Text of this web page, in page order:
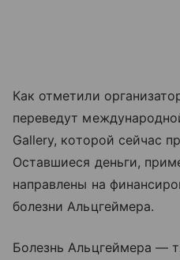
Как отметили
переведут
Gallery, которой сейчас
Оставшиеся деньги,
направлены на
болезни Альцгеймера.
Болезнь Альцгеймера —